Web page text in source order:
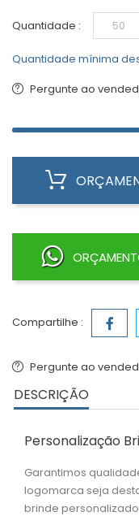
Quantidade :
Quantidade mínima
Pergunte ao
Compartilhe :
Pergunte ao
DESCRIÇÃO
Personalização
Garantimos
logomarca seja
brinde